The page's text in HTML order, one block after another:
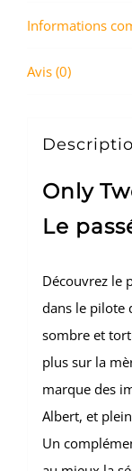
Informations
Avis (0)
Only
Le
Découvrez le
dans le pilote
sombre et
plus sur la
marque des
Albert, et
Un